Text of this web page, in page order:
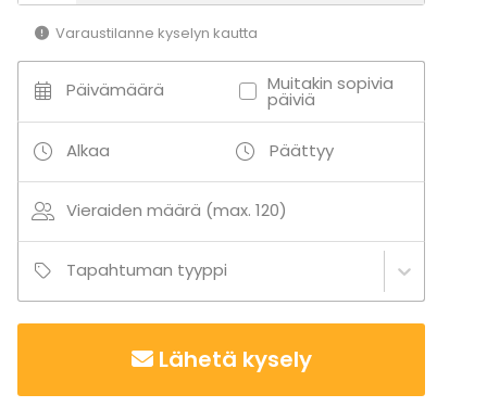
Lähellä rantaa
Varaustilanne kyselyn kautta
Päivämäärä Muitakin sopivia
päiviä
Alkaa Päättyy
Vieraiden määrä (max. 120)
Tapahtuman tyyppi
Lähetä kysely